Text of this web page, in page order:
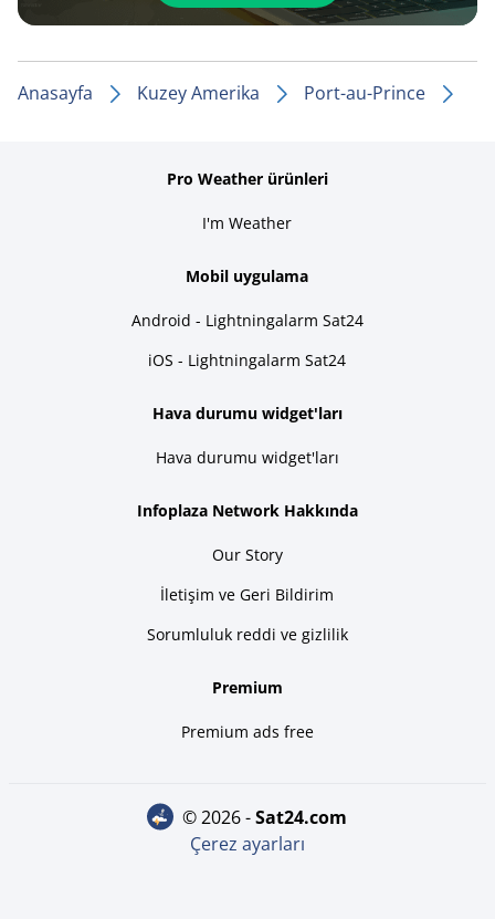
Anasayfa Kuzey Amerika Port-au-Prince
Pro Weather ürünleri
I'm Weather
Mobil uygulama
Android - Lightningalarm Sat24
iOS - Lightningalarm Sat24
Hava durumu widget'ları
Hava durumu widget'ları
Infoplaza Network Hakkında
Our Story
İletişim ve Geri Bildirim
Sorumluluk reddi ve gizlilik
Premium
Premium ads free
© 2026 - sat24.com
Çerez ayarları